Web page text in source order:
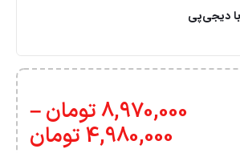
8,970,000تومان–
4,980,000 تومان